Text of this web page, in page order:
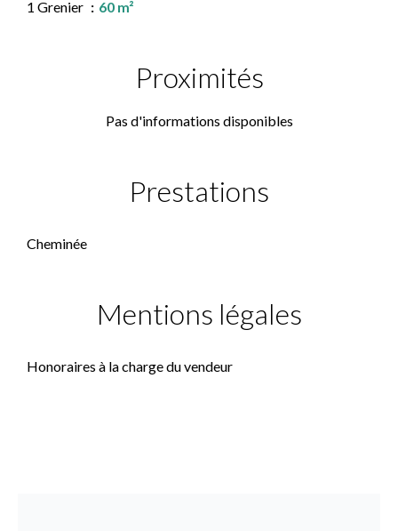
1 Grenier 60 m²
Proximités
Pas d'informations disponibles
Prestations
Cheminée
Mentions légales
Honoraires à la charge du vendeur